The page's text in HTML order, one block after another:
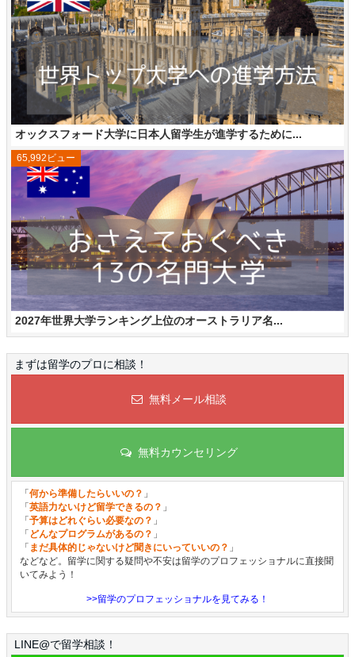
オックスフォード大学に日本人留学生が進学するために...
2027年世界大学ランキング上位のオーストラリア名...
65,992ビュー
まずは留学のプロに相談！
無料メール相談
無料カウンセリング
「何から準備したらいいの？ 」
「英語力ないけど留学できるの？ 」
「予算はどれぐらい必要なの？ 」
「 どんなプログラムがあるの？ 」
「 まだ具体的じゃないけど聞きにいっていいの？ 」
などなど。留学に関する疑問や不安は留学のプロフェッショナルに直接聞
いてみよう！
>>留学のプロフェッショナルを見てみる！
LINE@で留学相談！